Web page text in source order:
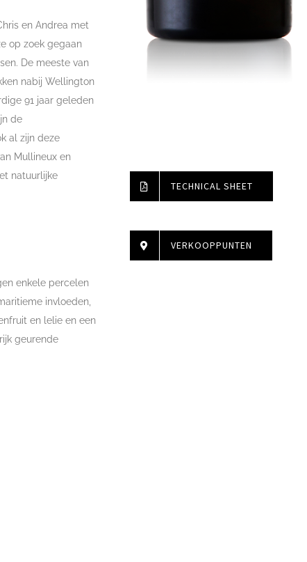
en Andrea met
op zoek gegaan
De meeste van
nabij Wellington
91 jaar geleden
de
al zijn deze
Mullineux en
natuurlijke
enkele percelen
invloeden,
en lelie en een
geurende
TECHNICAL SHEET
VERKOOPPUNTEN